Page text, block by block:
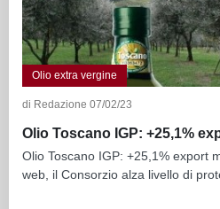
Olio extra vergine
di Redazione 07/02/23
Olio Toscano IGP: +25,1%
Olio Toscano IGP: +25,1% export
web, il Consorzio alza livello di